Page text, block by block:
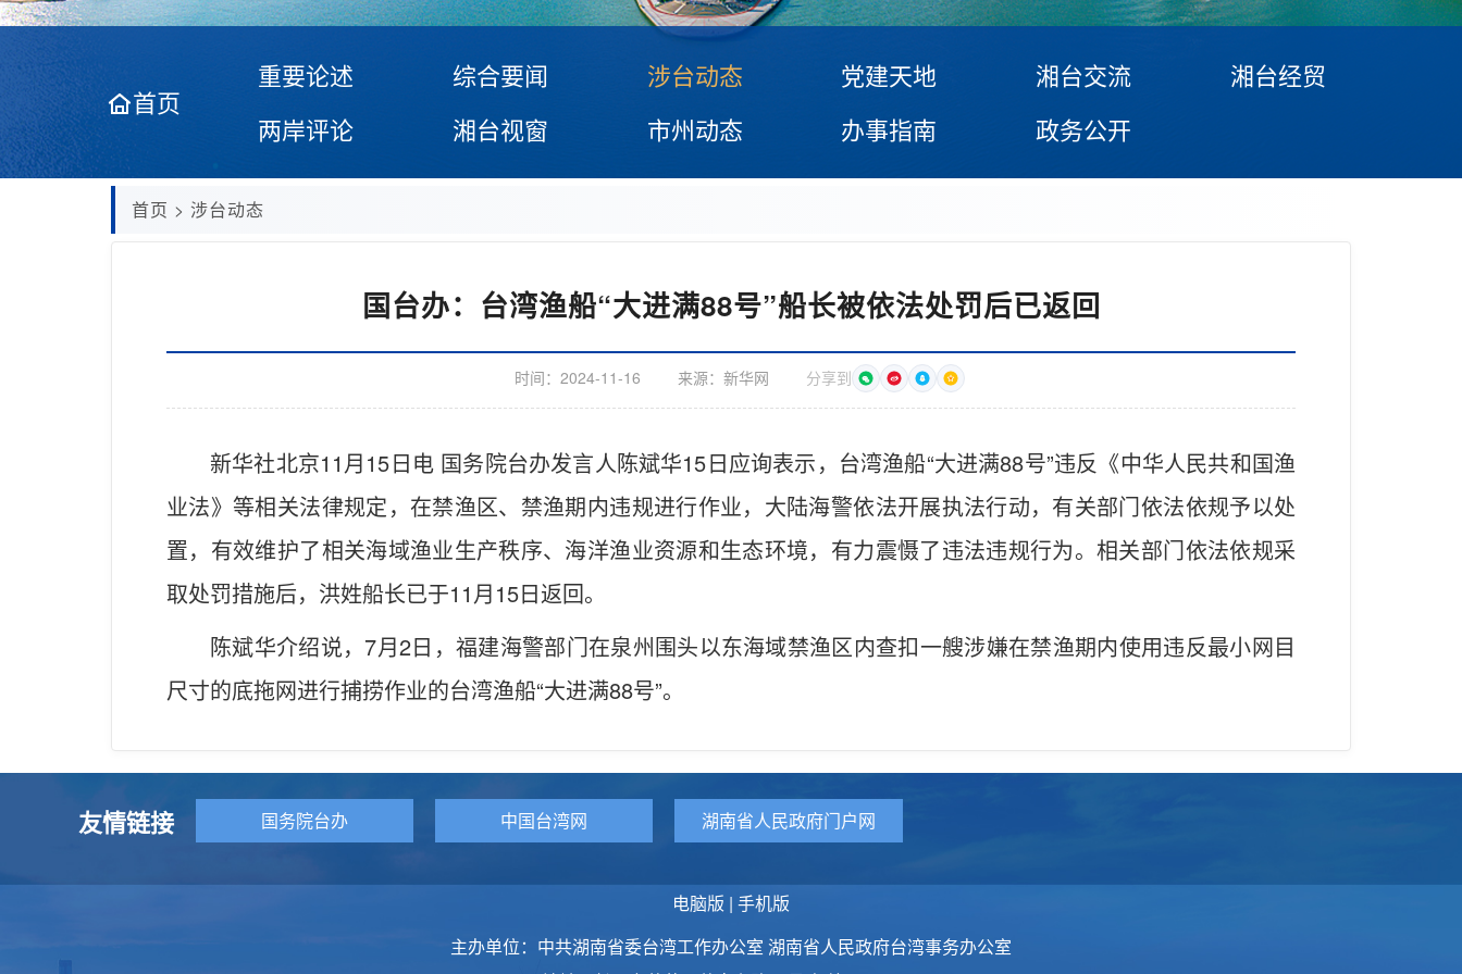
首页
重要论述 综合要闻 涉台动态 党建天地 湘台交流
湘台经贸
两岸评论
湘台视窗 市州动态 办事指南 政务公开
首页 > 涉台动态
国台办：台湾渔船“大进满88号”船长被依法处罚后已返回
时间： 2024-11-16 来源： 新华网 分享到
新华社北京11月15日电 国务院台办发言人陈斌华15日应询表示，台湾渔船“大进满88号”违反《中华人民共和国渔
业法》等相关法律规定，在禁渔区、禁渔期内违规进行作业，大陆海警依法开展执法行动，有关部门依法依规予以处
置，有效维护了相关海域渔业生产秩序、海洋渔业资源和生态环境，有力震慑了违法违规行为。相关部门依法依规采
取处罚措施后，洪姓船长已于11月15日返回。
陈斌华介绍说，7月2日，福建海警部门在泉州围头以东海域禁渔区内查扣一艘涉嫌在禁渔期内使用违反最小网目
尺寸的底拖网进行捕捞作业的台湾渔船“大进满88号”。
友情链接 国务院台办 中国台湾网 湖南省人民政府门户网
电脑版 | 手机版
主办单位：中共湖南省委台湾工作办公室 湖南省人民政府台湾事务办公室